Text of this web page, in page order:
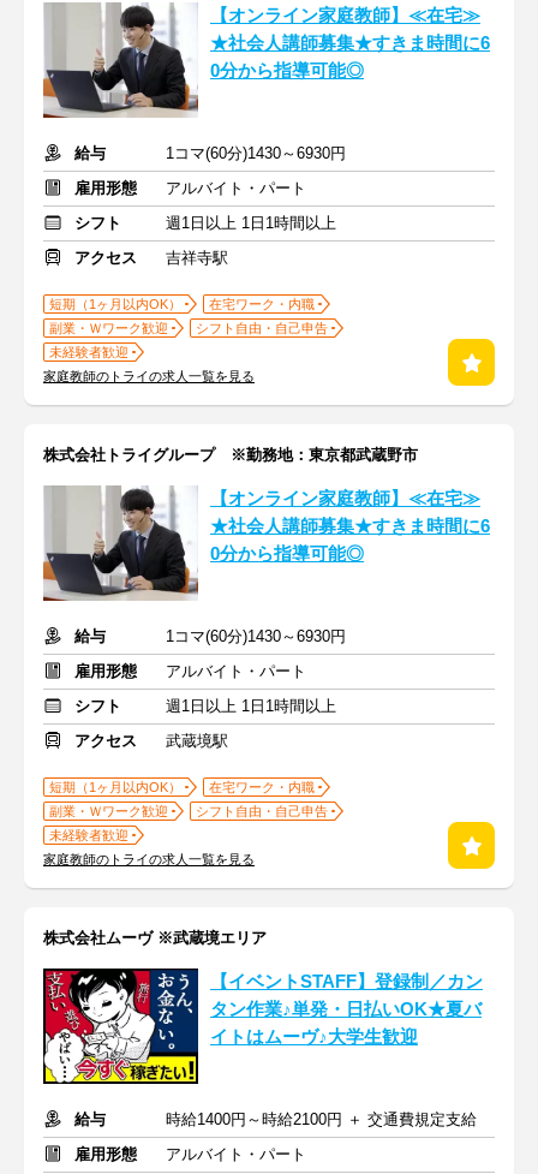
【オンライン家庭教師】≪在宅≫
★社会人講師募集★すきま時間に6
0分から指導可能◎
給与
1コマ(60分)1430～6930円
雇用形態
アルバイト・パート
シフト
週1日以上 1日1時間以上
アクセス
吉祥寺駅
短期（1ヶ月以内OK）
在宅ワーク・内職
副業・Ｗワーク歓迎
シフト自由・自己申告
未経験者歓迎
家庭教師のトライの求人一覧を見る
株式会社トライグループ ※勤務地：東京都武蔵野市
【オンライン家庭教師】≪在宅≫
★社会人講師募集★すきま時間に6
0分から指導可能◎
給与
1コマ(60分)1430～6930円
雇用形態
アルバイト・パート
シフト
週1日以上 1日1時間以上
アクセス
武蔵境駅
短期（1ヶ月以内OK）
在宅ワーク・内職
副業・Ｗワーク歓迎
シフト自由・自己申告
未経験者歓迎
家庭教師のトライの求人一覧を見る
株式会社ムーヴ ※武蔵境エリア
【イベントSTAFF】登録制／カン
タン作業♪単発・日払いOK★夏バ
イトはムーヴ♪大学生歓迎
給与
時給1400円～時給2100円 ＋ 交通費規定支給
雇用形態
アルバイト・パート